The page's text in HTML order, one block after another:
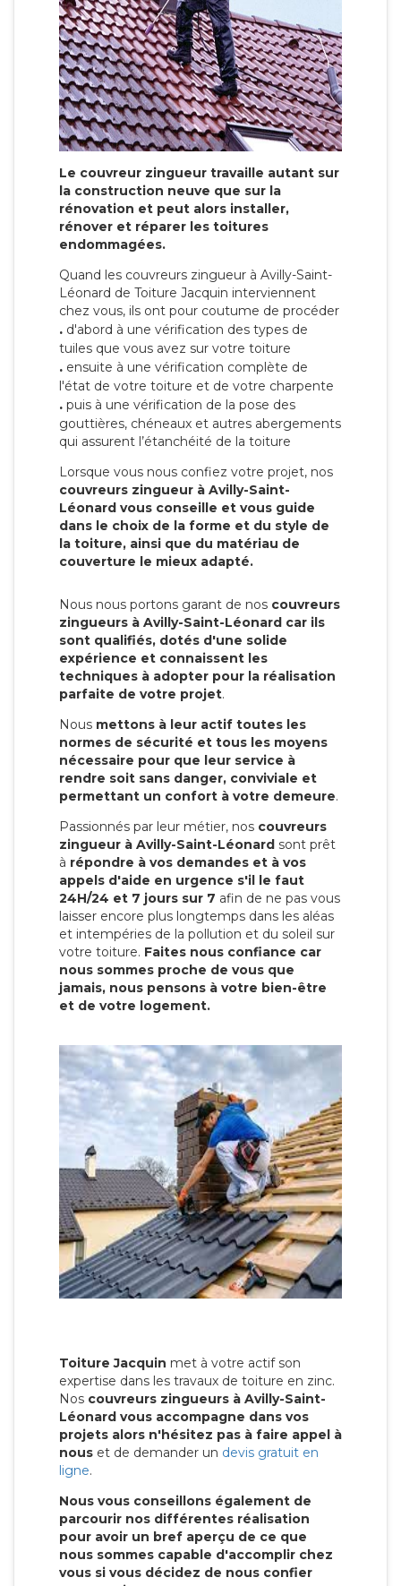
Le couvreur zingueur travaille autant sur
la construction neuve que sur la
rénovation et peut alors installer,
rénover et réparer les toitures
endommagées.
Quand les couvreurs zingueur à Avilly-Saint-
Léonard de Toiture Jacquin interviennent
chez vous, ils ont pour coutume de procéder
. d'abord à une vérification des types de
tuiles que vous avez sur votre toiture
. ensuite à une vérification complète de
l'état de votre toiture et de votre charpente
. puis à une vérification de la pose des
gouttières, chéneaux et autres abergements
qui assurent l’étanchéité de la toiture
Lorsque vous nous confiez votre projet, nos
couvreurs zingueur à Avilly-Saint-
Léonard vous conseille et vous guide
dans le choix de la forme et du style de
la toiture, ainsi que du matériau de
couverture le mieux adapté.
Nous nous portons garant de nos couvreurs
zingueurs à Avilly-Saint-Léonard car ils
sont qualifiés, dotés d'une solide
expérience et connaissent les
techniques à adopter pour la réalisation
parfaite de votre projet.
Nous mettons à leur actif toutes les
normes de sécurité et tous les moyens
nécessaire pour que leur service à
rendre soit sans danger, conviviale et
permettant un confort à votre demeure.
Passionnés par leur métier, nos couvreurs
zingueur à Avilly-Saint-Léonard sont prêt
à répondre à vos demandes et à vos
appels d'aide en urgence s'il le faut
24H/24 et 7 jours sur 7 afin de ne pas vous
laisser encore plus longtemps dans les aléas
et intempéries de la pollution et du soleil sur
votre toiture. Faites nous confiance car
nous sommes proche de vous que
jamais, nous pensons à votre bien-être
et de votre logement.
Toiture Jacquin met à votre actif son
expertise dans les travaux de toiture en zinc.
Nos couvreurs zingueurs à Avilly-Saint-
Léonard vous accompagne dans vos
projets alors n'hésitez pas à faire appel à
nous et de demander un devis gratuit en
ligne.
Nous vous conseillons également de
parcourir nos différentes réalisation
pour avoir un bref aperçu de ce que
nous sommes capable d'accomplir chez
vous si vous décidez de nous confier